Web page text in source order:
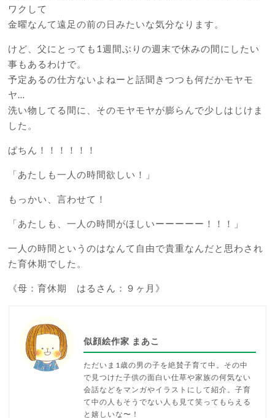
ワクして
金曜なんて遠足の前の日みたいな気分なります。
けど、父にとっても1週間ぶりの週末で休みの間にしたい
事もあるわけで。
予定あるの仕方ないよねーと話聞きつつも何だかモヤモ
ヤ…
洗い物してる間に、そのモヤモヤが膨らんで少しはじけま
した。
ぱちん！！！！！！
「あたしも一人の時間欲しい！」
もっかい、言わせて！
「あたしも、一人の時間がほしいーーーーー！！！」
一人の時間というのはなんて自由で貴重なんだと思わされ
た育休期でした。
《母：育休期 はるさん：９ヶ月》
似顔絵作家 まあこ
ただいま1歳の男の子を絶賛子育て中。その中
で見つけた子供の面白い仕草や家族の何気ない
会話などをマンガやイラストにして紹介。子育
て中の人もそうでない人も見て笑ってもらえる
と嬉しいな〜！